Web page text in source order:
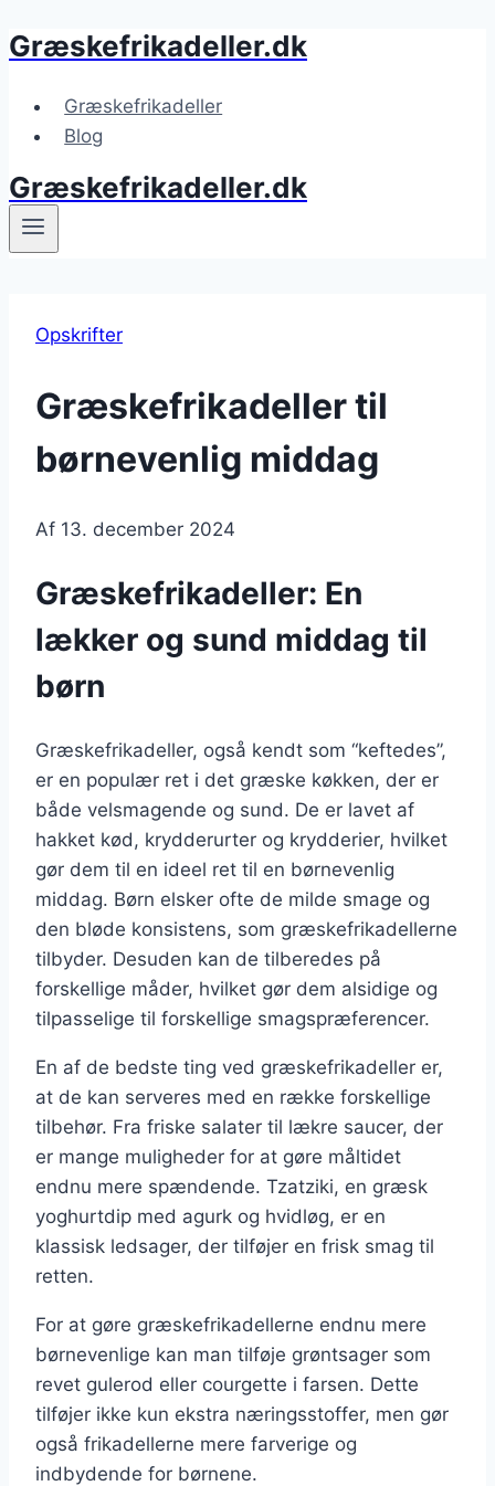
Fortsæt
indhold
Græskefrikadeller.dk
Græskefrikadeller
Blog
Græskefrikadeller.dk
Opskrifter
Græskefrikadeller til
børnevenlig middag
Af 13. december 2024
Græskefrikadeller: En
lækker og sund middag til
børn
Græskefrikadeller, også kendt som “keftedes”,
er en populær ret i det græske køkken, der er
både velsmagende og sund. De er lavet af
hakket kød, krydderurter og krydderier, hvilket
gør dem til en ideel ret til en børnevenlig
middag. Børn elsker ofte de milde smage og
den bløde konsistens, som græskefrikadellerne
tilbyder. Desuden kan de tilberedes på
forskellige måder, hvilket gør dem alsidige og
tilpasselige til forskellige smagspræferencer.
En af de bedste ting ved græskefrikadeller er,
at de kan serveres med en række forskellige
tilbehør. Fra friske salater til lækre saucer, der
er mange muligheder for at gøre måltidet
endnu mere spændende. Tzatziki, en græsk
yoghurtdip med agurk og hvidløg, er en
klassisk ledsager, der tilføjer en frisk smag til
retten.
For at gøre græskefrikadellerne endnu mere
børnevenlige kan man tilføje grøntsager som
revet gulerod eller courgette i farsen. Dette
tilføjer ikke kun ekstra næringsstoffer, men gør
også frikadellerne mere farverige og
indbydende for børnene.